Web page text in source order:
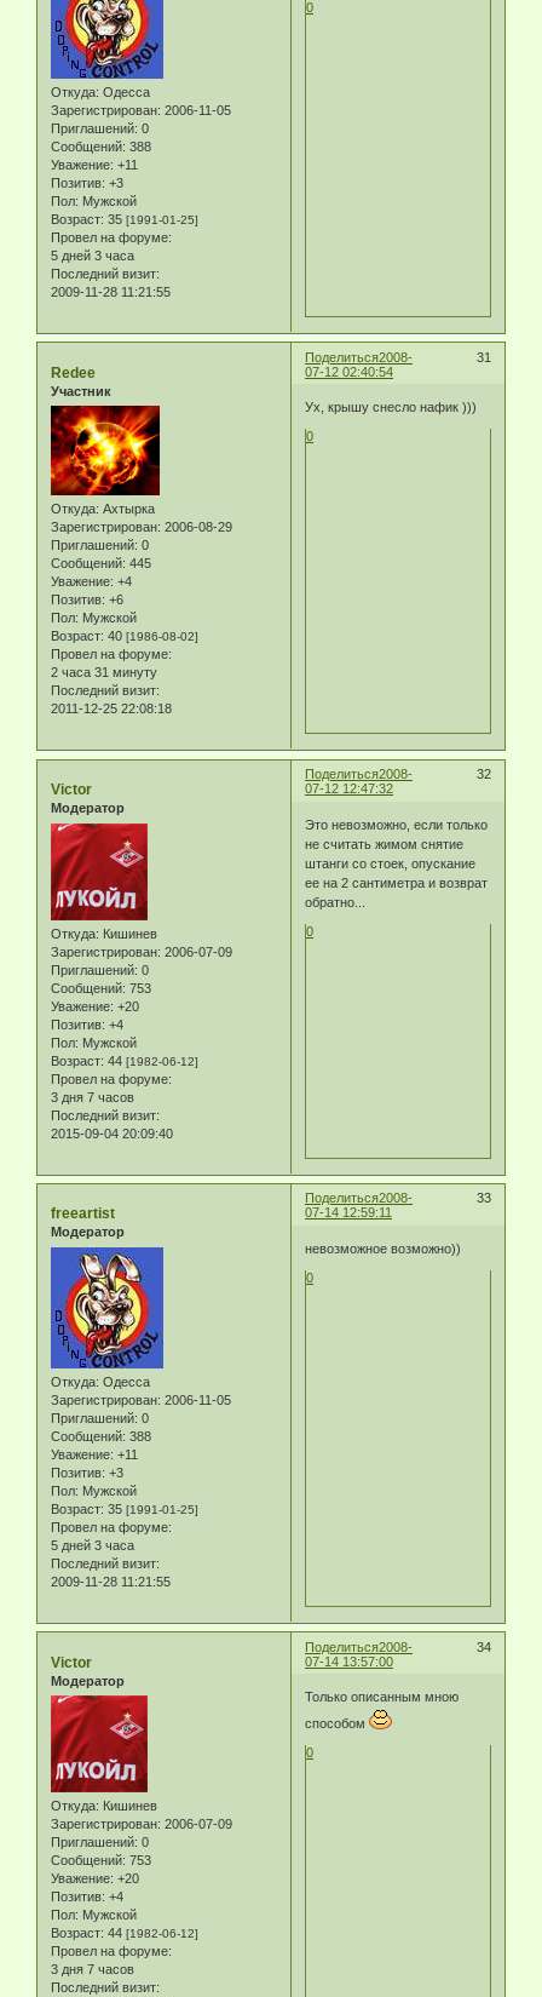
Откуда: Одесса
Зарегистрирован: 2006-11-05
Приглашений: 0
Сообщений: 388
Уважение: +11
Позитив: +3
Пол: Мужской
Возраст: 35 [1991-01-25]
Провел на форуме:
5 дней 3 часа
Последний визит:
2009-11-28 11:21:55
0
Поделиться 31
2008-
07-12 02:40:54
Redee
Участник
Откуда: Ахтырка
Зарегистрирован: 2006-08-29
Приглашений: 0
Сообщений: 445
Уважение: +4
Позитив: +6
Пол: Мужской
Возраст: 40 [1986-08-02]
Провел на форуме:
2 часа 31 минуту
Последний визит:
2011-12-25 22:08:18
Ух, крышу снесло нафик )))
0
Поделиться 32
2008-
07-12 12:47:32
Victor
Модератор
Откуда: Кишинев
Зарегистрирован: 2006-07-09
Приглашений: 0
Сообщений: 753
Уважение: +20
Позитив: +4
Пол: Мужской
Возраст: 44 [1982-06-12]
Провел на форуме:
3 дня 7 часов
Последний визит:
2015-09-04 20:09:40
Это невозможно, если только
не считать жимом снятие
штанги со стоек, опускание
ее на 2 сантиметра и возврат
обратно...
0
Поделиться 33
2008-
07-14 12:59:11
freeartist
Модератор
Откуда: Одесса
Зарегистрирован: 2006-11-05
Приглашений: 0
Сообщений: 388
Уважение: +11
Позитив: +3
Пол: Мужской
Возраст: 35 [1991-01-25]
Провел на форуме:
5 дней 3 часа
Последний визит:
2009-11-28 11:21:55
невозможное возможно))
0
Поделиться 34
2008-
07-14 13:57:00
Victor
Модератор
Откуда: Кишинев
Зарегистрирован: 2006-07-09
Приглашений: 0
Сообщений: 753
Уважение: +20
Позитив: +4
Пол: Мужской
Возраст: 44 [1982-06-12]
Провел на форуме:
3 дня 7 часов
Последний визит:
Только описанным мною
способом
0